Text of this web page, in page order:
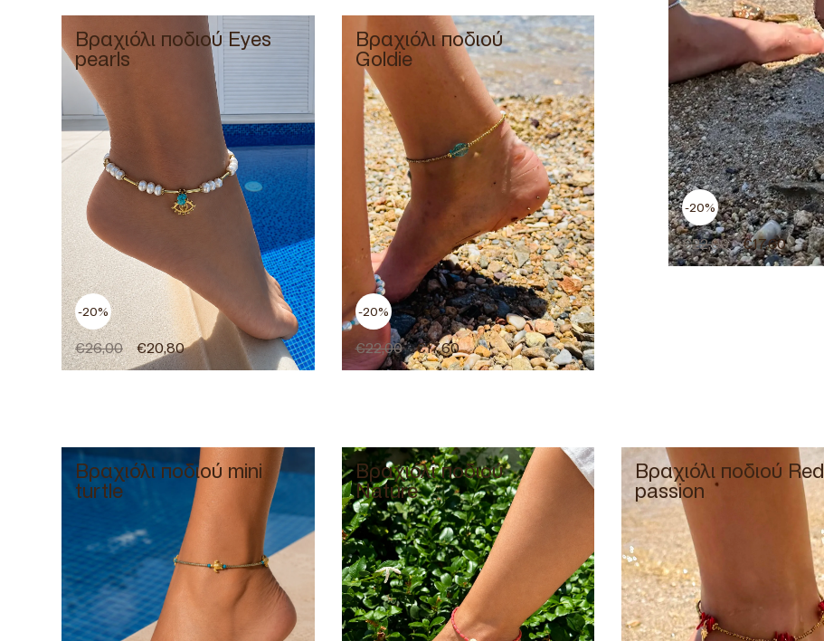
-20%
Βραχιόλι ποδιού Eyes
pearls
€26,00 €20,80
-20%
Βραχιόλι ποδιού
Goldie
€22,00 €17,60
-20%
€22,00 €17,60
Βραχιόλι ποδιού mini
turtle
Βραχιόλι ποδιού
Nature
Βραχιόλι ποδιού Red
passion